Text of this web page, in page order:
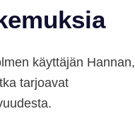
käyttäjän Hannan,
tarjoavat